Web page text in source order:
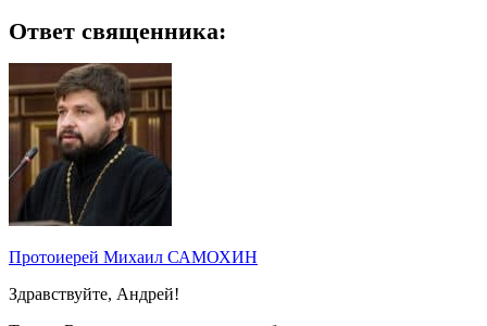
Ответ священника:
Протоиерей Михаил САМОХИН
Здравствуйте, Андрей!